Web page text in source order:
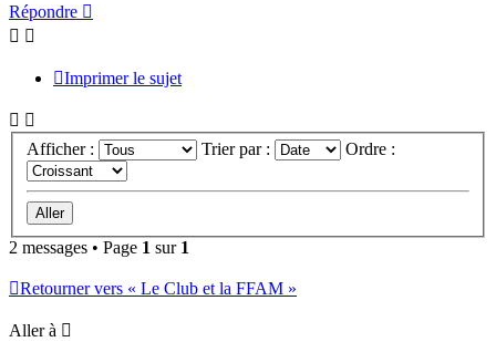
Répondre
Imprimer le sujet
Afficher : Trier par : Ordre :
2 messages • Page 1 sur 1
Retourner vers « Le Club et la FFAM »
Aller à